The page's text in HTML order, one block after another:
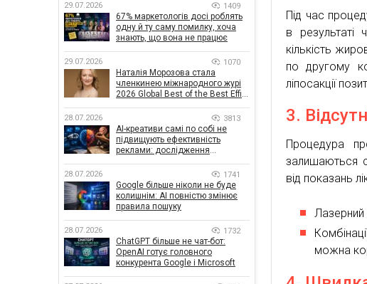
Під час
в результаті
кількість
по другому
ліпосакції
3.
Процедура
залишаються
від показань
Лазерний
можна
29.07.2026 1409
67% маркетологів досі роблять
одну й ту саму помилку, хоча
знають, що вона не працює
29.07.2026 1070
Наталія Морозова стала
членкинею міжнародного журі
2026 Global Best of the Best Effie
28.07.2026 3813
AI-креативи самі по собі не
підвищують ефективність
реклами: дослідження
впливає на ефективність
кампаній
28.07.2026 1741
Google більше ніколи не буде
колишнім: AI повністю змінює
правила пошуку
28.07.2026 1732
ChatGPT більше не чат-бот:
OpenAI готує головного
конкурента Google і Microsoft